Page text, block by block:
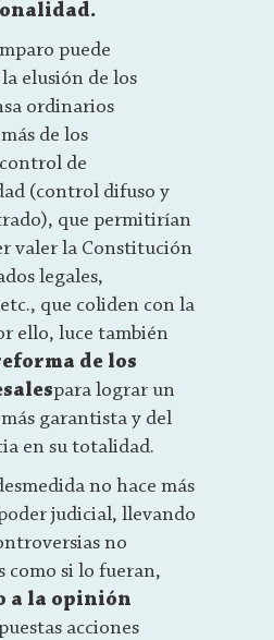
puede
elusión de los
ordinarios
de los
de
(control difuso y
que permitirían
valer la Constitución
legales,
que coliden con la
ello, luce también
de los
para lograr un
garantista y del
en su totalidad.
no hace más
judicial, llevando
no
como si lo fueran,
a la opinión
acciones